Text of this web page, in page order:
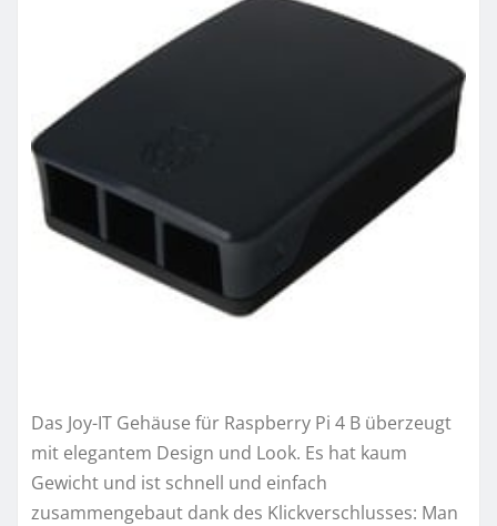
Das Joy-IT Gehäuse für Raspberry Pi 4 B überzeugt
mit elegantem Design und Look. Es hat kaum
Gewicht und ist schnell und einfach
zusammengebaut dank des Klickverschlusses: Man